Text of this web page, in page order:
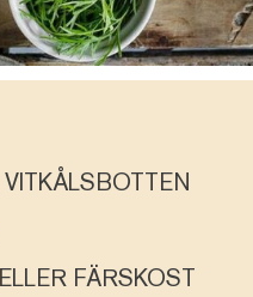
FÄRSKOST